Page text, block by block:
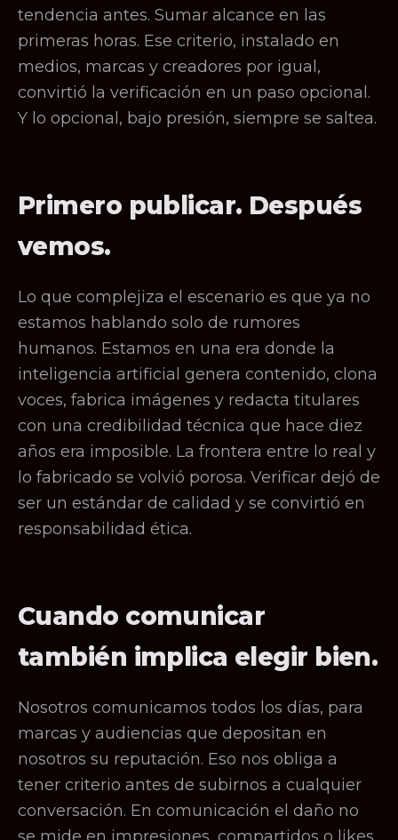
tendencia antes. Sumar alcance en las
primeras horas. Ese criterio, instalado en
medios, marcas y creadores por igual,
convirtió la verificación en un paso opcional.
Y lo opcional, bajo presión, siempre se saltea.
Primero publicar. Después
vemos.
Lo que complejiza el escenario es que ya no
estamos hablando solo de rumores
humanos. Estamos en una era donde la
inteligencia artificial genera contenido, clona
voces, fabrica imágenes y redacta titulares
con una credibilidad técnica que hace diez
años era imposible. La frontera entre lo real y
lo fabricado se volvió porosa. Verificar dejó de
ser un estándar de calidad y se convirtió en
responsabilidad ética.
Cuando comunicar
también implica elegir bien.
Nosotros comunicamos todos los días, para
marcas y audiencias que depositan en
nosotros su reputación. Eso nos obliga a
tener criterio antes de subirnos a cualquier
conversación. En comunicación el daño no